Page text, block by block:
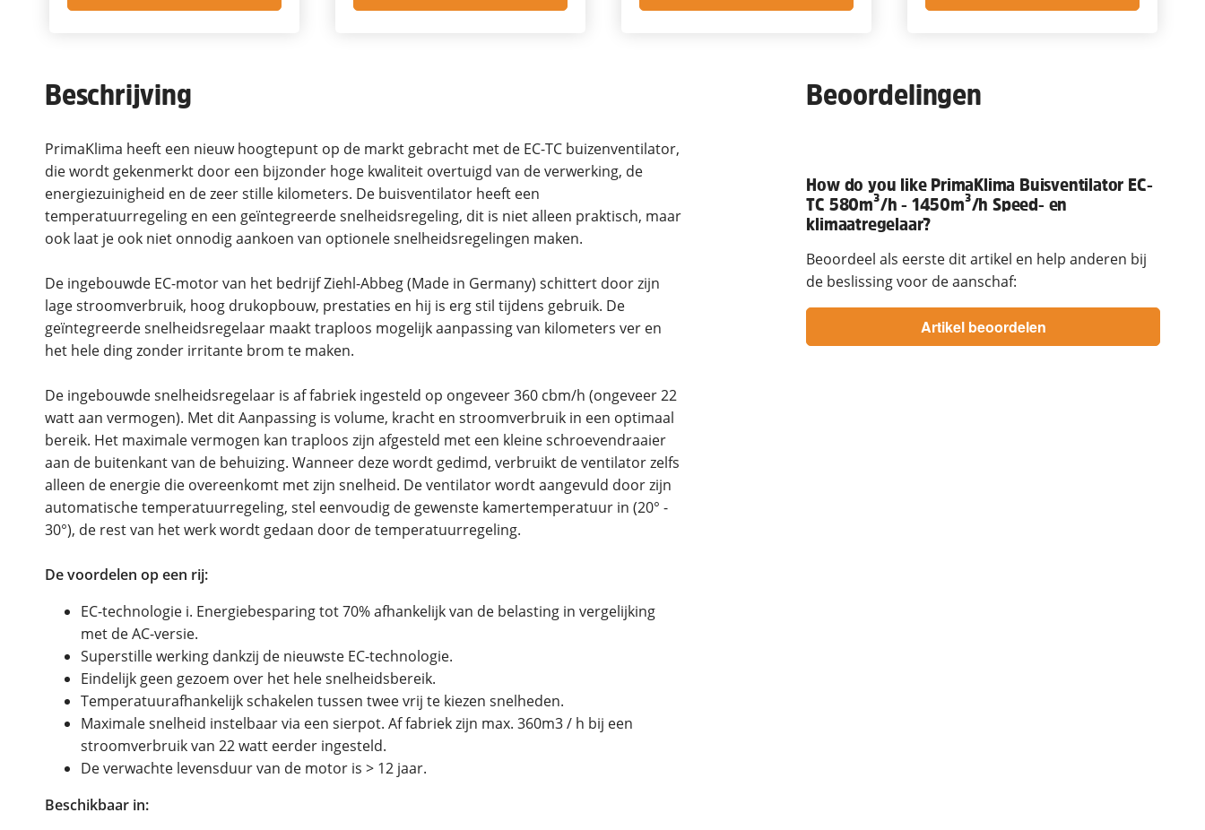
Beschrijving
PrimaKlima heeft een nieuw hoogtepunt op de markt gebracht met de EC-TC buizenventilator,
die wordt gekenmerkt door een bijzonder hoge kwaliteit overtuigd van de verwerking, de
energiezuinigheid en de zeer stille kilometers. De buisventilator heeft een
temperatuurregeling en een geïntegreerde snelheidsregeling, dit is niet alleen praktisch, maar
ook laat je ook niet onnodig aankoen van optionele snelheidsregelingen maken.
De ingebouwde EC-motor van het bedrijf Ziehl-Abbeg (Made in Germany) schittert door zijn
lage stroomverbruik, hoog drukopbouw, prestaties en hij is erg stil tijdens gebruik. De
geïntegreerde snelheidsregelaar maakt traploos mogelijk aanpassing van kilometers ver en
het hele ding zonder irritante brom te maken.
De ingebouwde snelheidsregelaar is af fabriek ingesteld op ongeveer 360 cbm/h (ongeveer 22
watt aan vermogen). Met dit Aanpassing is volume, kracht en stroomverbruik in een optimaal
bereik. Het maximale vermogen kan traploos zijn afgesteld met een kleine schroevendraaier
aan de buitenkant van de behuizing. Wanneer deze wordt gedimd, verbruikt de ventilator zelfs
alleen de energie die overeenkomt met zijn snelheid. De ventilator wordt aangevuld door zijn
automatische temperatuurregeling, stel eenvoudig de gewenste kamertemperatuur in (20° -
30°), de rest van het werk wordt gedaan door de temperatuurregeling.
De voordelen op een rij:
EC-technologie i. Energiebesparing tot 70% afhankelijk van de belasting in vergelijking
met de AC-versie.
Superstille werking dankzij de nieuwste EC-technologie.
Eindelijk geen gezoem over het hele snelheidsbereik.
Temperatuurafhankelijk schakelen tussen twee vrij te kiezen snelheden.
Maximale snelheid instelbaar via een sierpot. Af fabriek zijn max. 360m3 / h bij een
stroomverbruik van 22 watt eerder ingesteld.
De verwachte levensduur van de motor is > 12 jaar.
Beschikbaar in:
Beoordelingen
How do you like PrimaKlima Buisventilator EC-
TC 580m³/h - 1450m³/h Speed- en
klimaatregelaar?
Beoordeel als eerste dit artikel en help anderen bij
de beslissing voor de aanschaf: